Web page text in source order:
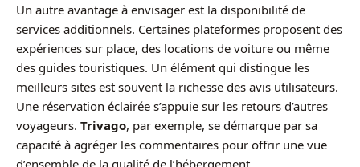
Un autre avantage à envisager est la disponibilité de
services additionnels. Certaines plateformes proposent des
expériences sur place, des locations de voiture ou même
des guides touristiques. Un élément qui distingue les
meilleurs sites est souvent la richesse des avis utilisateurs.
Une réservation éclairée s’appuie sur les retours d’autres
voyageurs. Trivago, par exemple, se démarque par sa
capacité à agréger les commentaires pour offrir une vue
d’ensemble de la qualité de l’hébergement.